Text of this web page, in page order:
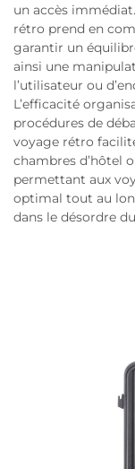
un accès
rétro prend en
garantir un
ainsi une
l’utilisateur ou
L’efficacité
procédures de
voyage rétro
chambres d’hôtel
permettant aux
optimal tout au
dans le désordre